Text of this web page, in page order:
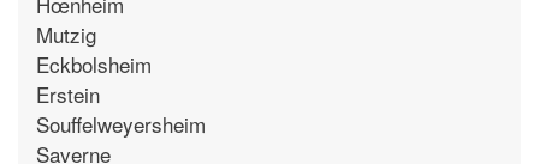
Mutzig
Eckbolsheim
Erstein
Souffelweyersheim
Saverne